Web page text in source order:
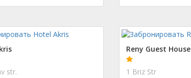
str.
Reny Guest House
1 Briz Str